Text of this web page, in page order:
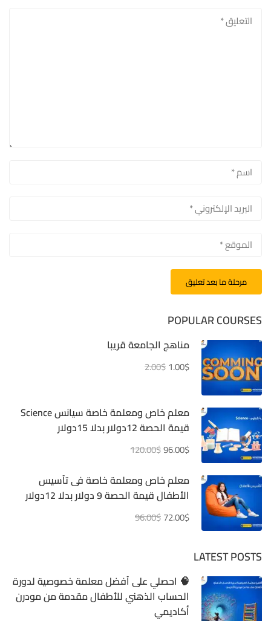
POPULAR COURSES
مناهج الجامعة قريبا
2.00$1.00$
معلم خاص ومعلمة خاصة سيانس Science
قيمة الحصة 12دولار بدلا 15دولار
120.00$96.00$
معلم خاص ومعلمة خاصة فى تأسيس
الأطفال قيمة الحصة 9 دولار بدلا 12دولار
96.00$72.00$
LATEST POSTS
🧠 احصلي على أفضل معلمة خصوصية لدورة
الحساب الذهني للأطفال مقدمة من مودرن
أكاديمي